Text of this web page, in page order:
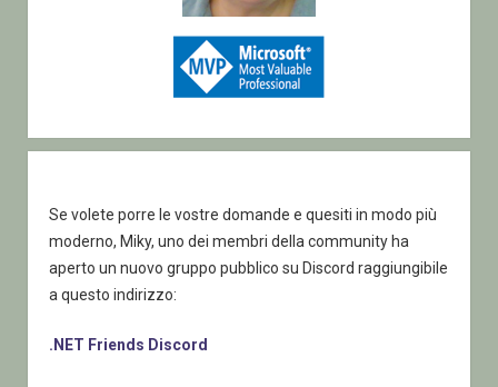
Se volete porre le vostre domande e quesiti in modo più
moderno, Miky, uno dei membri della community ha
aperto un nuovo gruppo pubblico su Discord raggiungibile
a questo indirizzo:
.NET Friends Discord